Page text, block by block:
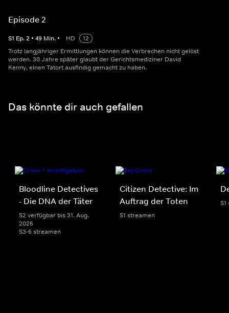
Episode 2
S1 Ep.2 • 49 Min. • HD
12
Trotz langjähriger Ermittlungen können die Verbrechen nicht gelöst
werden. 30 Jahre später glaubt der Gerichtsmediziner David
Kenny, einen Tatort ausfindig gemacht zu haben.
Das könnte dir auch gefallen
Bloodline Detectives
- Die DNA der Täter
S2 verfügbar bis 31. Aug.
2026
S3-6 streamen
Citizen Detective: Im
Auftrag der Toten
S1 streamen